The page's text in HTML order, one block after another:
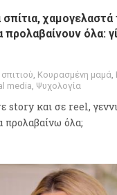
χαμογελαστά
όλα:
Κουρασμένη μαμά
media Ψυχολογία
story και σε reel,
όλα;